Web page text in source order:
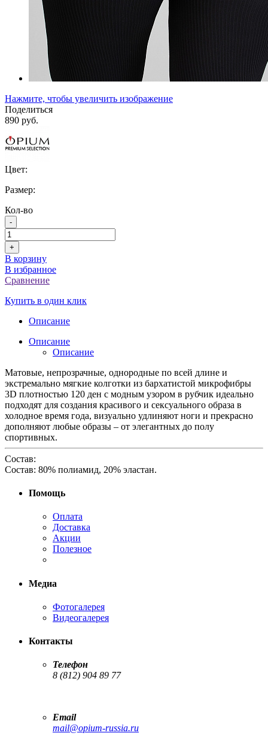
Нажмите, чтобы увеличить изображение
Поделиться
890 руб.
Цвет:
Размер:
Кол-во
-
+
В корзину
В избранное
Сравнение
Купить в один клик
Описание
Описание
Описание
Матовые, непрозрачные, однородные по всей длине и
экстремально мягкие колготки из бархатистой микрофибры
3D плотностью 120 ден с модным узором в рубчик идеально
подходят для создания красивого и сексуального образа в
холодное время года, визуально удлиняют ноги и прекрасно
дополняют любые образы – от элегантных до полу
спортивных.
Состав:
Состав: 80% полиамид, 20% эластан.
Помощь
Оплата
Доставка
Акции
Полезное
Медиа
Фотогалерея
Видеогалерея
Контакты
Телефон
8 (812) 904 89 77
Email
mail@opium-russia.ru